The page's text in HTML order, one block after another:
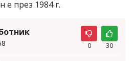
е през 1984 г.
0 30